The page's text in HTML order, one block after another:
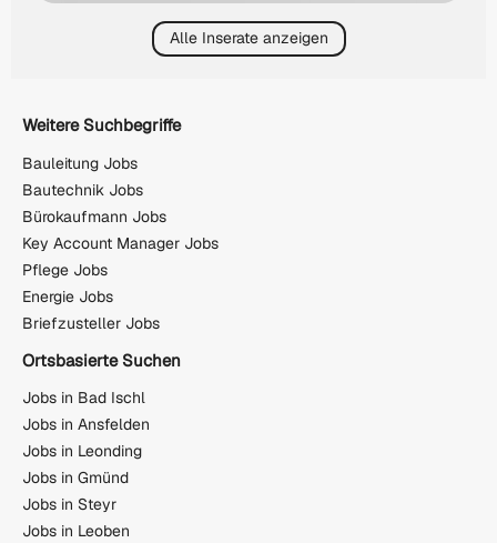
Alle Inserate anzeigen
Weitere Suchbegriffe
Bauleitung Jobs
Bautechnik Jobs
Bürokaufmann Jobs
Key Account Manager Jobs
Pflege Jobs
Energie Jobs
Briefzusteller Jobs
Ortsbasierte Suchen
Jobs in Bad Ischl
Jobs in Ansfelden
Jobs in Leonding
Jobs in Gmünd
Jobs in Steyr
Jobs in Leoben